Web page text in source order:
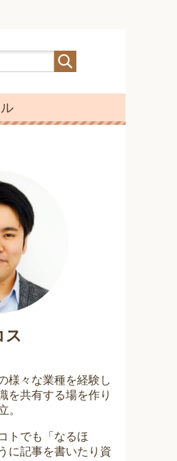
ス
様々な業種を経験し
を共有する場を作り
。
トでも「なるほ
に記事を書いたり資